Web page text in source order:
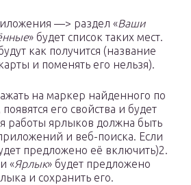
—> раздел «Ваши
» будет список таких мест.
как получится (название
и поменять его нельзя).
на маркер найденного по
его свойства и будет
работы ярлыков должна быть
и веб-поиска. Если
предложено её включить)2.
«Ярлык» будет предложено
и сохранить его.